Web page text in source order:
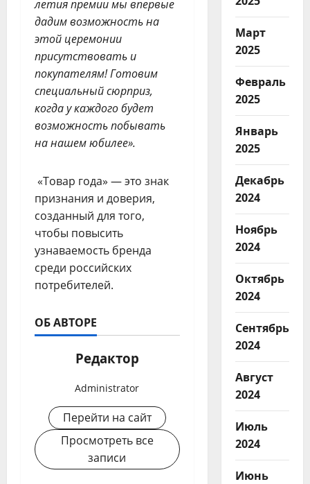
летия премии мы впервые
дадим возможность на
этой церемонии
присутствовать и
покупателям!Готовим
специальный сюрприз,
когда у каждого будет
возможность побывать
на нашем юбилее».
«Товар года» — это знак
признания и доверия,
созданный для того,
чтобы повысить
узнаваемость бренда
среди российских
потребителей.
ОБ АВТОРЕ
Редактор
Administrator
Перейти на сайт
Просмотреть все
записи
Март
2025
Февраль
2025
Январь
2025
Декабрь
2024
Ноябрь
2024
Октябрь
2024
Сентябрь
2024
Август
2024
Июль
2024
Июнь